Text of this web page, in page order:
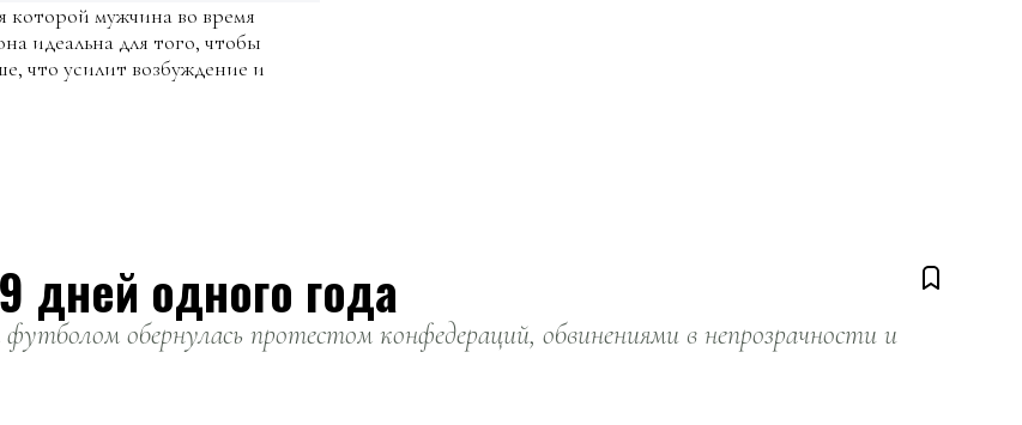
которой мужчина во время
идеальна для того, чтобы
что усилит возбуждение и
дней одного года
обернулась протестом конфедераций, обвинениями в непрозрачности и